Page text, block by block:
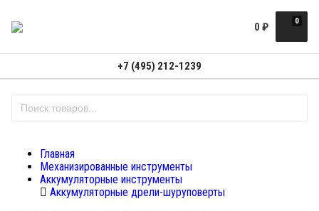
0
0 ₽
+7 (495) 212-1239
Главная
Механизированные инструменты
Аккумуляторные инструменты
Аккумуляторные дрели-шуруповерты